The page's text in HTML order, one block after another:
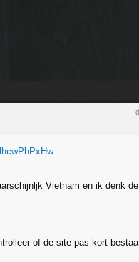
Vietnam en ik denk
of de site pas kort